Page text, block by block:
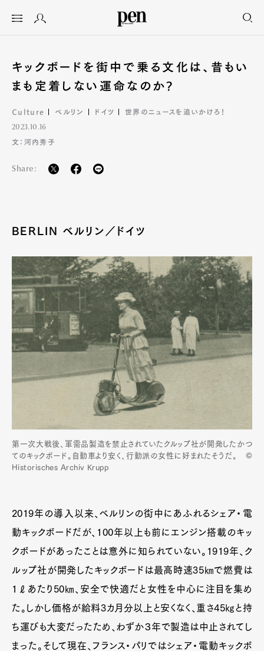
キックボードを街中で乗る文化は、昔もい
まも定着しない運命なのか?
Culture ベルリン ドイツ 世界のニュースを追いかけろ！
2023.10.16
文：河内秀子
Share:
BERLIN ベルリン／ドイツ
第一次大戦後、軍需品製造を禁止されていたクルップ社が開発したかつ
てのキックボード。自動車より安く、行動派の女性に好まれたそうだ。 ©
Historisches Archiv Krupp
2019年の導入以来、ベルリンの街中にあふれるシェア・電
動キックボードだが、100年以上も前にエンジン搭載のキッ
クボードがあったことは意外に知られていない。1919年、ク
ルップ社が開発したキックボードは最高時速35㎞で燃費は
1ℓあたり50㎞、安全で快適だと女性を中心に注目を集め
た。しかし価格が給料3カ月分以上と安くなく、重さ45㎏と持
ち運びも大変だったため、わずか３年で製造は中止されてし
まった。そして現在、フランス・パリではシェア・電動キックボ